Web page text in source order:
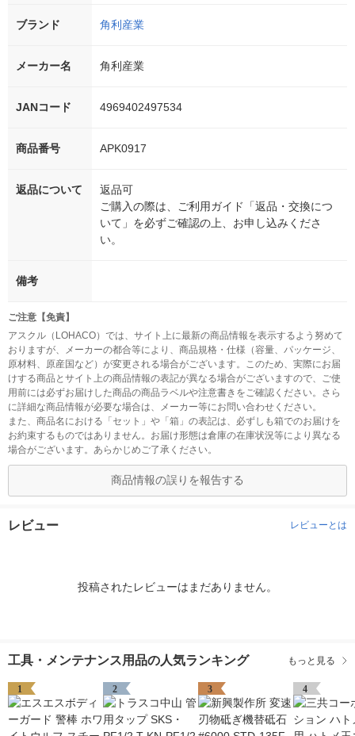
ブランド 角利産業
メーカー名 角利産業
JANコード 4969402497534
商品番号 APK0917
返品について
返品可
ご購入の際は、ご利用ガイド「返品・交換につ
いて」を必ずご確認の上、お申し込みくださ
い。
備考
ご注意【免責】
アスクル（LOHACO）では、サイト上に最新の商品情報を表示するよう努めて
おりますが、メーカーの都合等により、商品規格・仕様（容量、パッケージ、
原材料、原産国など）が変更される場合がございます。このため、実際にお届
けする商品とサイト上の商品情報の表記が異なる場合がございますので、ご使
用前には必ずお届けした商品の商品ラベルや注意書きをご確認ください。さら
に詳細な商品情報が必要な場合は、メーカー等にお問い合わせください。
また、商品名における「セット」や「箱」の表記は、必ずしも箱でのお届けを
お約束するものではありません。お届け形態は倉庫の在庫状況等により異なる
場合がございます。あらかじめご了承ください。
商品情報の誤りを報告する
レビュー レビューとは
投稿されたレビューはまだありません。
工具・メンテナンス用品の人気ランキング もっと見る
1 2 3 4